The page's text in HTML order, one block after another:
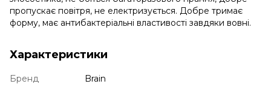
пропускає повітря, не електризується. Добре тримає
форму, має антибактеріальні властивості завдяки вовні.
Характеристики
Бренд Brain